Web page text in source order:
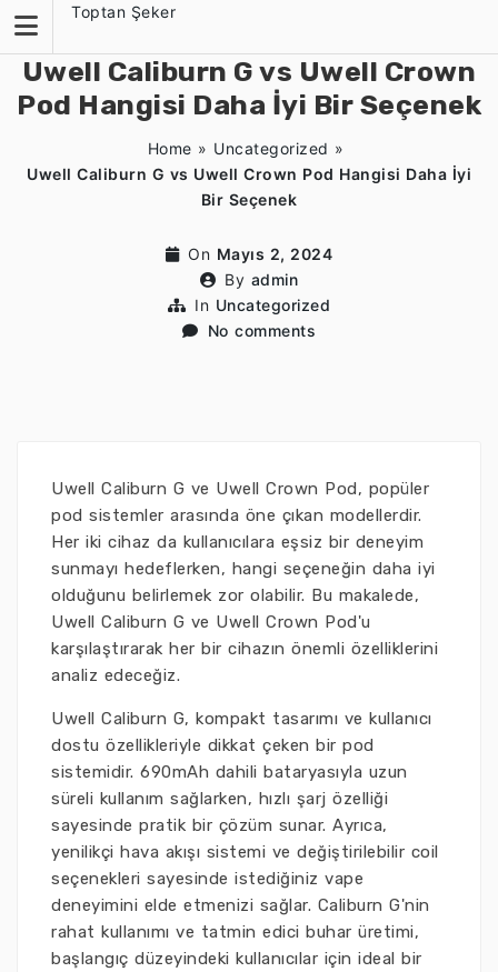
content
Toptan Şeker
Uwell Caliburn G vs Uwell Crown
Pod Hangisi Daha İyi Bir Seçenek
Home » Uncategorized »
Uwell Caliburn G vs Uwell Crown Pod Hangisi Daha İyi
Bir Seçenek
On Mayıs 2, 2024
By admin
In Uncategorized
No comments
Uwell Caliburn G ve Uwell Crown Pod, popüler
pod sistemler arasında öne çıkan modellerdir.
Her iki cihaz da kullanıcılara eşsiz bir deneyim
sunmayı hedeflerken, hangi seçeneğin daha iyi
olduğunu belirlemek zor olabilir. Bu makalede,
Uwell Caliburn G ve Uwell Crown Pod'u
karşılaştırarak her bir cihazın önemli özelliklerini
analiz edeceğiz.
Uwell Caliburn G, kompakt tasarımı ve kullanıcı
dostu özellikleriyle dikkat çeken bir pod
sistemidir. 690mAh dahili bataryasıyla uzun
süreli kullanım sağlarken, hızlı şarj özelliği
sayesinde pratik bir çözüm sunar. Ayrıca,
yenilikçi hava akışı sistemi ve değiştirilebilir coil
seçenekleri sayesinde istediğiniz vape
deneyimini elde etmenizi sağlar. Caliburn G'nin
rahat kullanımı ve tatmin edici buhar üretimi,
başlangıç düzeyindeki kullanıcılar için ideal bir